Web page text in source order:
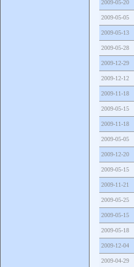
2009-05-20
2009-05-05
2009-05-13
2009-05-28
2009-12-29
2009-12-12
2009-11-18
2009-05-15
2009-11-18
2009-05-05
2009-12-20
2009-05-15
2009-11-21
2009-05-25
2009-05-15
2009-05-18
2009-12-04
2009-04-29